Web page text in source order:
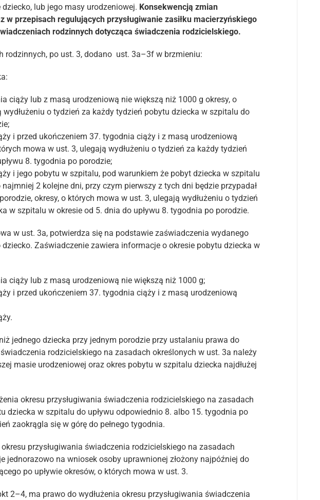
lub jego masy urodzeniowej. Konsekwencją zmian
w przepisach regulujących przysługiwanie zasiłku macierzyńskiego
rodzinnych dotycząca świadczenia rodzicielskiego.
rodzinnych, po ust. 3, dodano ust. 3a–3f w brzmieniu:
ciąży lub z masą urodzeniową nie większą niż 1000 g okresy, o
o tydzień za każdy tydzień pobytu dziecka w szpitalu do
i przed ukończeniem 37. tygodnia ciąży i z masą urodzeniową
mowa w ust. 3, ulegają wydłużeniu o tydzień za każdy tydzień
8. tygodnia po porodzie;
i jego pobytu w szpitalu, pod warunkiem że pobyt dziecka w szpitalu
2 kolejne dni, przy czym pierwszy z tych dni będzie przypadał
okresy, o których mowa w ust. 3, ulegają wydłużeniu o tydzień
w szpitalu w okresie od 5. dnia do upływu 8. tygodnia po porodzie.
w ust. 3a, potwierdza się na podstawie zaświadczenia wydanego
dziecko. Zaświadczenie zawiera informacje o okresie pobytu dziecka w
ciąży lub z masą urodzeniową nie większą niż 1000 g;
i przed ukończeniem 37. tygodnia ciąży i z masą urodzeniową
jednego dziecka przy jednym porodzie przy ustalaniu prawa do
rodzicielskiego na zasadach określonych w ust. 3a należy
masie urodzeniowej oraz okres pobytu w szpitalu dziecka najdłużej
okresu przysługiwania świadczenia rodzicielskiego na zasadach
dziecka w szpitalu do upływu odpowiednio 8. albo 15. tygodnia po
zaokrągla się w górę do pełnego tygodnia.
przysługiwania świadczenia rodzicielskiego na zasadach
jednorazowo na wniosek osoby uprawnionej złożony najpóźniej do
po upływie okresów, o których mowa w ust. 3.
2–4, ma prawo do wydłużenia okresu przysługiwania świadczenia